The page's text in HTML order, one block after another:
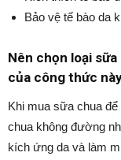
Bảo vệ tế bào da
Nên chọn loại
của công thức
Khi mua sữa chua
chua không đường
kích ứng da và làm